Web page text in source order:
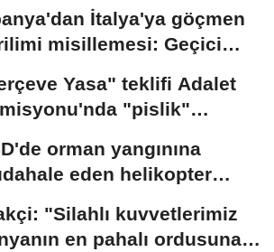
İtalya'ya göçmen
misillemesi: Geçici
Yasa" teklifi Adalet
"pislik"
orman yangınına
eden helikopter
"Silahlı kuvvetlerimiz
en pahalı ordusuna